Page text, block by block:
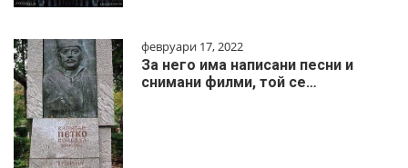
февруари 17, 2022
За него има написани песни и
снимани филми, той се…